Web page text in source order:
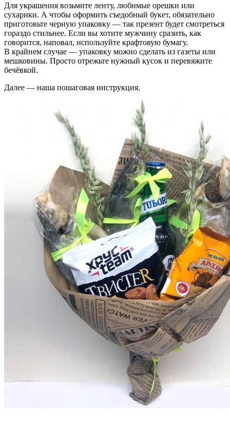
Для украшения возьмите ленту, любимые орешки или
сухарики. А чтобы оформить съедобный букет, обязательно
приготовьте черную упаковку — так презент будет смотреться
гораздо стильнее. Если вы хотите мужчину сразить, как
говорится, наповал, используйте крафтовую бумагу.
В крайнем случае — упаковку можно сделать из газеты или
мешковины. Просто отрежьте нужный кусок и перевяжите
бечёвкой.
Далее — наша пошаговая инструкция.